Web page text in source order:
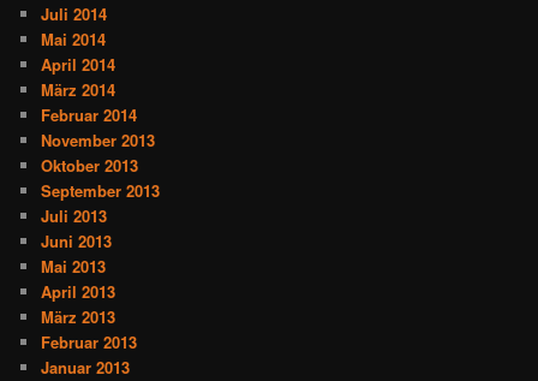
Juli 2014
Mai 2014
April 2014
März 2014
Februar 2014
November 2013
Oktober 2013
September 2013
Juli 2013
Juni 2013
Mai 2013
April 2013
März 2013
Februar 2013
Januar 2013